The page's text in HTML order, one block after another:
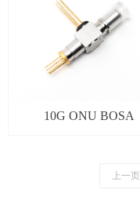
10G ONU BOSA
上一页